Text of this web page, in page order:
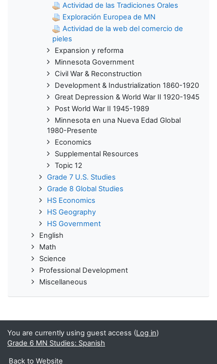
Actividad de las Tradiciones Orales
Exploración Europea de MN
Actividad de la web del comercio de
pieles
Expansion y reforma
Minnesota Government
Civil War & Reconstruction
Development & Industrialization 1860-1920
Great Depression & World War II 1920-1945
Post World War II 1945-1989
Minnesota en una Nueva Edad Global
1980-Presente
Economics
Supplemental Resources
Topic 12
Grade 7 U.S. Studies
Grade 8 Global Studies
HS Economics
HS Geography
HS Government
English
Math
Science
Professional Development
Miscellaneous
You are currently using guest access (Log in)
Grade 6 MN Studies: Spanish
Back to Website